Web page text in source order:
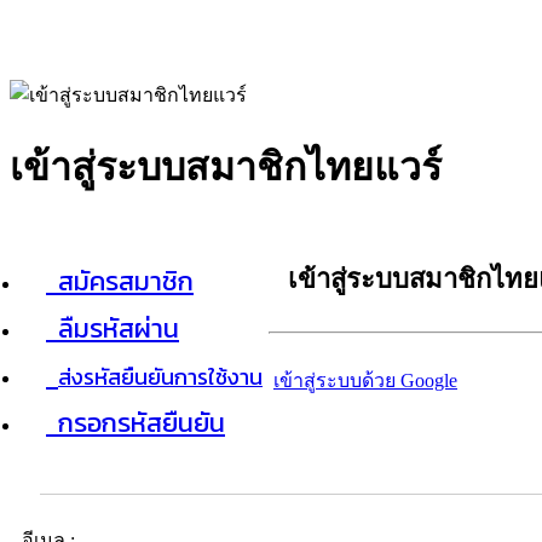
เข้าสู่ระบบสมาชิกไทยแวร์
สมัครสมาชิก
ลืมรหัสผ่าน
ส่งรหัสยืนยันการใช้งาน
กรอกรหัสยืนยัน
เข้าสู่ระบบสมาชิกไท
เข้าสู่ระบบด้วย Google